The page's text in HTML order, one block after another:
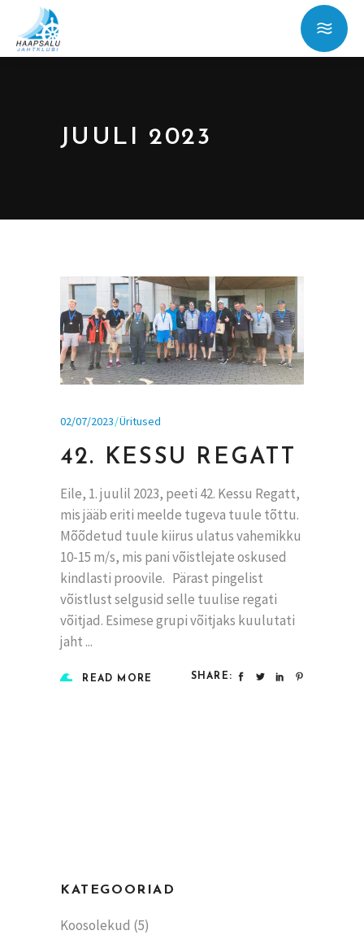
JUULI 2023
02/07/2023 Üritused
42. KESSU REGATT
Eile, 1. juulil 2023, peeti 42. Kessu Regatt,
mis jääb eriti meelde tugeva tuule tõttu.
Mõõdetud tuule kiirus ulatus vahemikku
10-15 m/s, mis pani võistlejate oskused
kindlasti proovile. Pärast pingelist
võistlust selgusid selle tuulise regati
võitjad. Esimese grupi võitjaks kuulutati
jaht
READ MORE SHARE:
KATEGOORIAD
Koosolekud (5)